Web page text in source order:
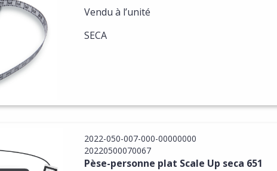
Vendu à l’unité
SECA
2022-050-007-000-00000000
20220500070067
Pèse-personne plat Scale Up seca 651